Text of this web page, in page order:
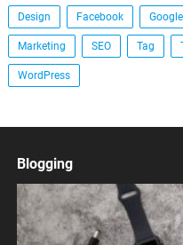
Design Facebook Google
Marketing SEO Tag
WordPress
Blogging